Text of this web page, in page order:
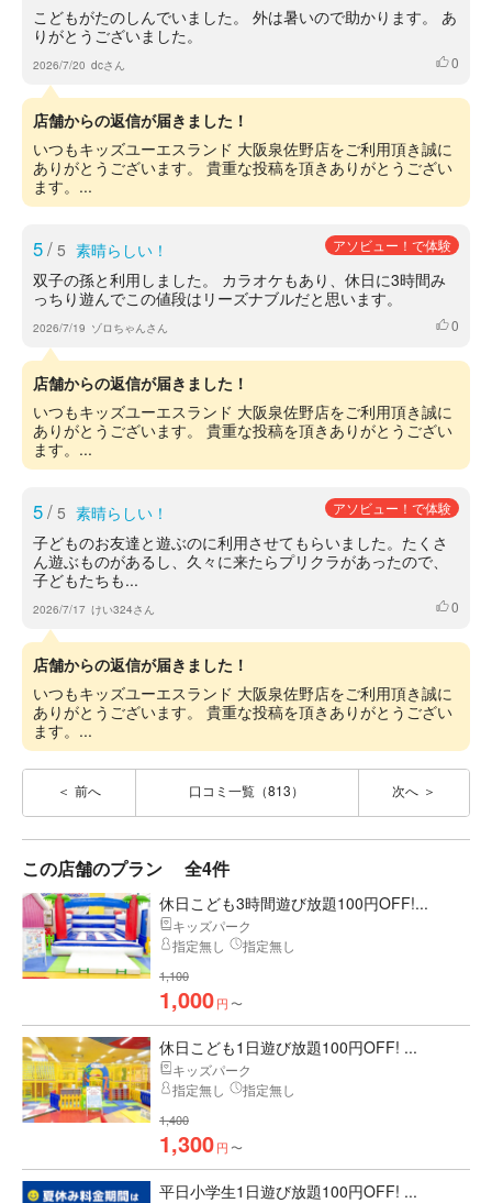
こどもがたのしんでいました。 外は暑いので助かります。 あ
りがとうございました。
2026/7/20 dcさん いいね
0
店舗からの返信が届きました！
いつもキッズユーエスランド 大阪泉佐野店をご利用頂き誠に
ありがとうございます。 貴重な投稿を頂きありがとうござい
ます。...
5/ 5 素晴らしい！ アソビュー！で体験
双子の孫と利用しました。 カラオケもあり、休日に3時間み
っちり遊んでこの値段はリーズナブルだと思います。
2026/7/19 ゾロちゃんさん いいね
0
店舗からの返信が届きました！
いつもキッズユーエスランド 大阪泉佐野店をご利用頂き誠に
ありがとうございます。 貴重な投稿を頂きありがとうござい
ます。...
5/ 5 素晴らしい！ アソビュー！で体験
子どものお友達と遊ぶのに利用させてもらいました。たくさ
ん遊ぶものがあるし、久々に来たらプリクラがあったので、
子どもたちも...
2026/7/17 けい324さん いいね
0
店舗からの返信が届きました！
いつもキッズユーエスランド 大阪泉佐野店をご利用頂き誠に
ありがとうございます。 貴重な投稿を頂きありがとうござい
ます。...
前へ 口コミ一覧（813） 次へ
この店舗のプラン 全4件
休日こども3時間遊び放題100円OFF!...
キッズパーク
指定無し
指定無し
1,100
1,000円 〜
休日こども1日遊び放題100円OFF! ...
キッズパーク
指定無し
指定無し
1,400
1,300円 〜
平日小学生1日遊び放題100円OFF! ...